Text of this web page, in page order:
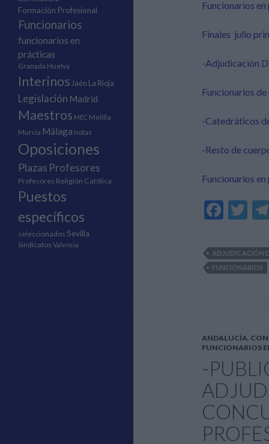
Funcionarios
Finales julio
-Adjudicación
Funcionarios
-Catedráticos
-Resto de
Funcionarios
F
e
b
T
itt
er
ADJUDICACIÓN
FUNCIONARIOS
ANDALUCÍA,
FUNCIONARIOS
-
Formación Profesional
Funcionarios
funcionarios en
prácticas
Granada Huelva
Interinos Jaén La Rioja
Legislación Madrid
Maestros MEC Melilla
Murcia Málaga notas
Oposiciones
Plazas Profesores
Profesores Religión Católica
Puestos
específicos
seleccionados Sevilla
SindicatosValencia